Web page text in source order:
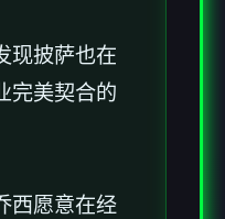
现披萨也在
完美契合的
西愿意在经